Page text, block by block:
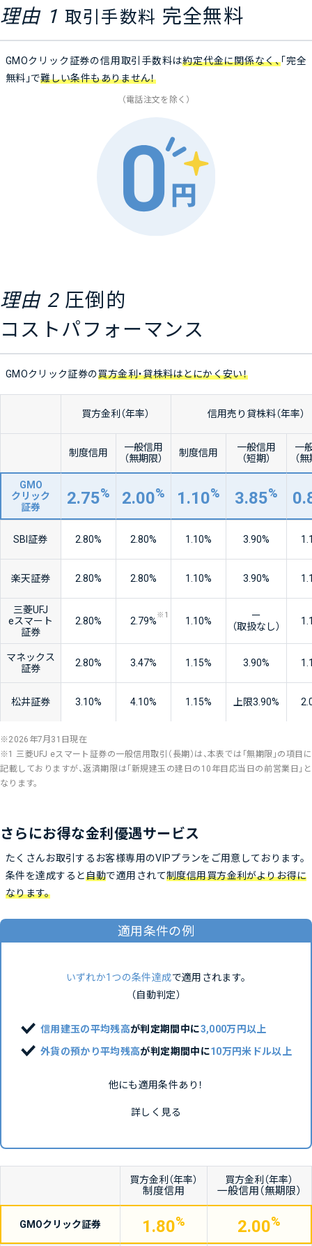
理由 1 取引手数料 完全無料
GMOクリック証券の信用取引手数料は約定代金に関係なく、「完全
無料」で難しい条件もありません！
（電話注文を除く）
理由 2圧倒的
コストパフォーマンス
GMOクリック証券の買方金利・貸株料はとにかく安い！
買方金利（年率） 信用売り貸株料（年率）
制度信用
一般信用
（無期限）
制度信用
一般信用
（短期）
一
（
GMO
クリック
証券
2.75% 2.00% 1.10% 3.85%
SBI証券 2.80% 2.80% 1.10% 3.90%
楽天証券 2.80% 2.80% 1.10% 3.90%
三菱UFJ
eスマート
証券
2.80% 2.79%
※1
1.10%
ー
（取扱なし）
マネックス
証券
2.80% 3.47% 1.15% 3.90%
松井証券 3.10% 4.10% 1.15% 上限3.90%
2026年7月31日現在
※1 三菱UFJ eスマート証券の一般信用取引（長期）は、本表では「無期限」の項目に
記載しておりますが、返済期限は「新規建玉の建日の10年目応当日の前営業日」と
なります。
さらにお得な金利優遇サービス
たくさんお取引するお客様専用のVIPプランをご用意しております。
条件を達成すると自動で適用されて制度信用買方金利がよりお得に
なります。
適用条件の例
いずれか1つの条件達成で適用されます。
（自動判定）
信用建玉の平均残高が判定期間中に3,000万円以上
外貨の預かり平均残高が判定期間中に10万円米ドル以上
他にも適用条件あり！
詳しく見る
買方金利（年率）
制度信用
買方金利（年率）
一般信用（無期限）
GMOクリック証券 1.80% 2.00%